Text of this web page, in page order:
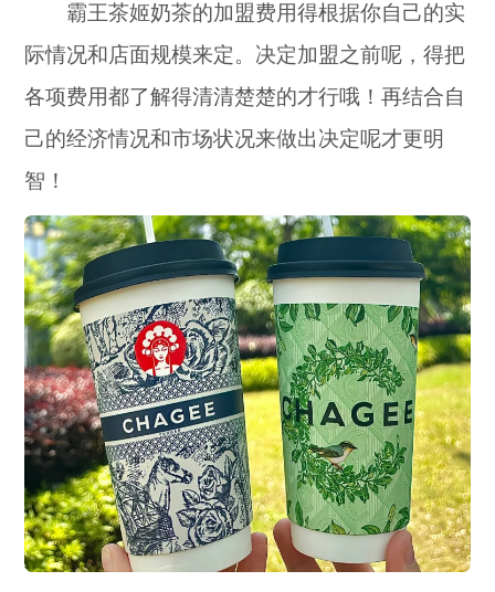
霸王茶姬奶茶的加盟费用得根据你自己的实
际情况和店面规模来定。决定加盟之前呢，得把
各项费用都了解得清清楚楚的才行哦！再结合自
己的经济情况和市场状况来做出决定呢才更明
智！